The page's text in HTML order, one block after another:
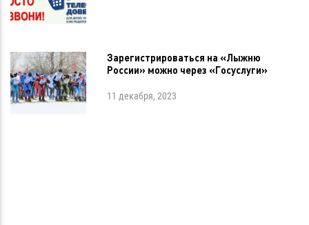
Зарегистрироваться на «Лыжню
России» можно через «Госуслуги»
11 декабря, 2023